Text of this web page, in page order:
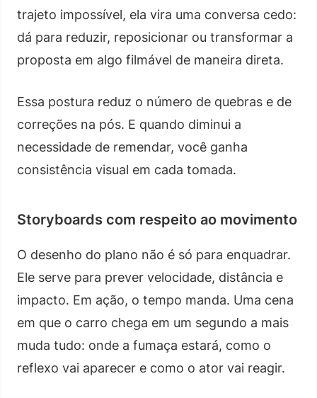
trajeto impossível, ela vira uma conversa cedo:
dá para reduzir, reposicionar ou transformar a
proposta em algo filmável de maneira direta.
Essa postura reduz o número de quebras e de
correções na pós. E quando diminui a
necessidade de remendar, você ganha
consistência visual em cada tomada.
Storyboards com respeito ao movimento
O desenho do plano não é só para enquadrar.
Ele serve para prever velocidade, distância e
impacto. Em ação, o tempo manda. Uma cena
em que o carro chega em um segundo a mais
muda tudo: onde a fumaça estará, como o
reflexo vai aparecer e como o ator vai reagir.